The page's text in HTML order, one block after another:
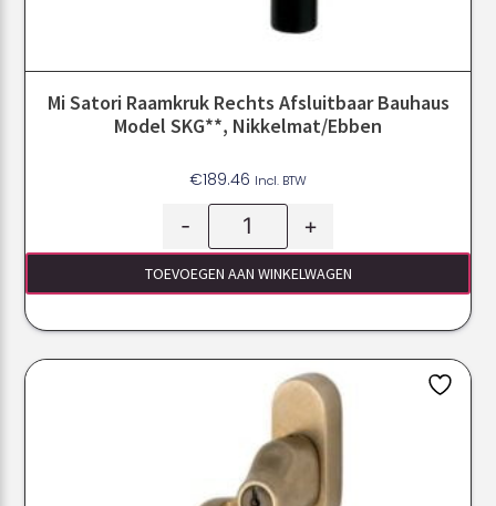
Mi Satori Raamkruk Rechts Afsluitbaar Bauhaus
Model SKG**, Nikkelmat/ebben
€189.46 Incl. BTW
- +
TOEVOEGEN AAN WINKELWAGEN